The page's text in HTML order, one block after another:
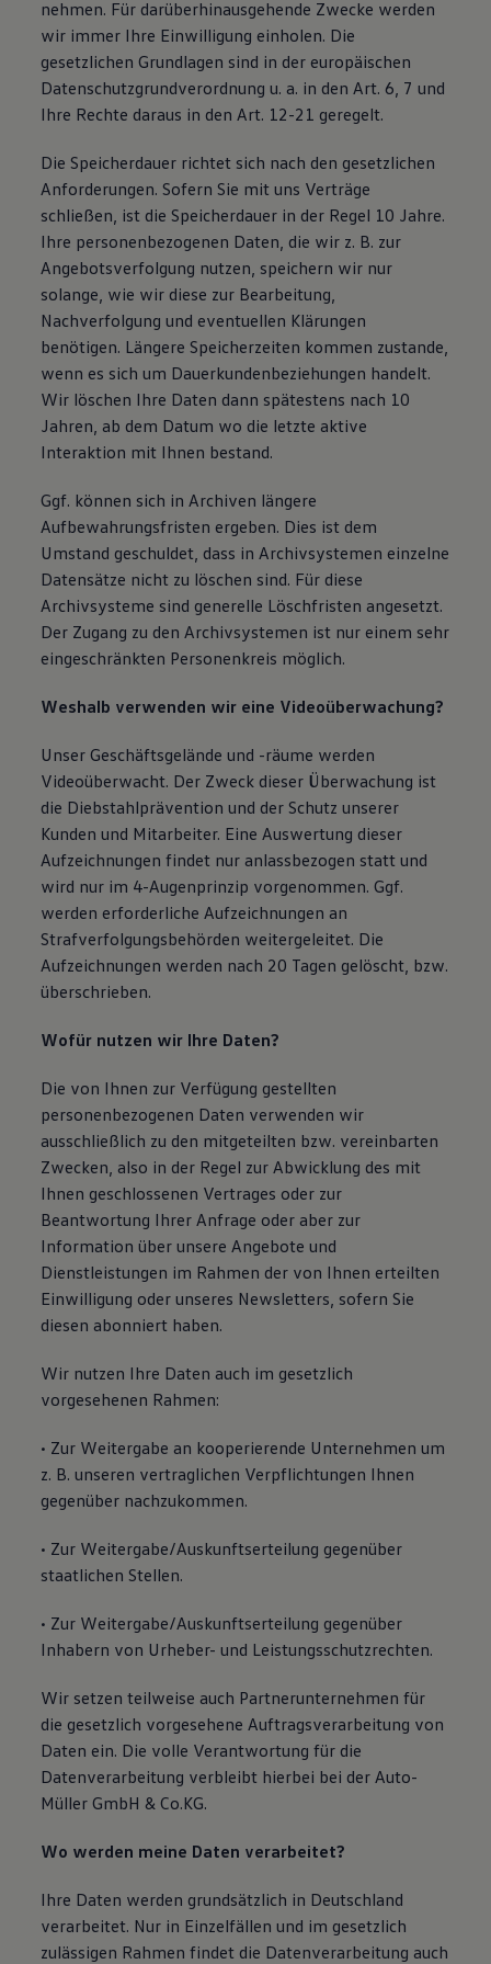
nehmen. Für darüberhinausgehende Zwecke werden
wir immer Ihre Einwilligung einholen. Die
gesetzlichen Grundlagen sind in der europäischen
Datenschutzgrundverordnung u. a. in den Art. 6, 7 und
Ihre Rechte daraus in den Art. 12-21 geregelt.
Die Speicherdauer richtet sich nach den gesetzlichen
Anforderungen. Sofern Sie mit uns Verträge
schließen, ist die Speicherdauer in der Regel 10 Jahre.
Ihre personenbezogenen Daten, die wir z. B. zur
Angebotsverfolgung nutzen, speichern wir nur
solange, wie wir diese zur Bearbeitung,
Nachverfolgung und eventuellen Klärungen
benötigen. Längere Speicherzeiten kommen zustande,
wenn es sich um Dauerkundenbeziehungen handelt.
Wir löschen Ihre Daten dann spätestens nach 10
Jahren, ab dem Datum wo die letzte aktive
Interaktion mit Ihnen bestand.
Ggf. können sich in Archiven längere
Aufbewahrungsfristen ergeben. Dies ist dem
Umstand geschuldet, dass in Archivsystemen einzelne
Datensätze nicht zu löschen sind. Für diese
Archivsysteme sind generelle Löschfristen angesetzt.
Der Zugang zu den Archivsystemen ist nur einem sehr
eingeschränkten Personenkreis möglich.
Weshalb verwenden wir eine Videoüberwachung?
Unser Geschäftsgelände und -räume werden
Videoüberwacht. Der Zweck dieser Überwachung ist
die Diebstahlprävention und der Schutz unserer
Kunden und Mitarbeiter. Eine Auswertung dieser
Aufzeichnungen findet nur anlassbezogen statt und
wird nur im 4-Augenprinzip vorgenommen. Ggf.
werden erforderliche Aufzeichnungen an
Strafverfolgungsbehörden weitergeleitet. Die
Aufzeichnungen werden nach 20 Tagen gelöscht, bzw.
überschrieben.
Wofür nutzen wir Ihre Daten?
Die von Ihnen zur Verfügung gestellten
personenbezogenen Daten verwenden wir
ausschließlich zu den mitgeteilten bzw. vereinbarten
Zwecken, also in der Regel zur Abwicklung des mit
Ihnen geschlossenen Vertrages oder zur
Beantwortung Ihrer Anfrage oder aber zur
Information über unsere Angebote und
Dienstleistungen im Rahmen der von Ihnen erteilten
Einwilligung oder unseres Newsletters, sofern Sie
diesen abonniert haben.
Wir nutzen Ihre Daten auch im gesetzlich
vorgesehenen Rahmen:
• Zur Weitergabe an kooperierende Unternehmen um
z. B. unseren vertraglichen Verpflichtungen Ihnen
gegenüber nachzukommen.
• Zur Weitergabe/Auskunftserteilung gegenüber
staatlichen Stellen.
• Zur Weitergabe/Auskunftserteilung gegenüber
Inhabern von Urheber- und Leistungsschutzrechten.
Wir setzen teilweise auch Partnerunternehmen für
die gesetzlich vorgesehene Auftragsverarbeitung von
Daten ein. Die volle Verantwortung für die
Datenverarbeitung verbleibt hierbei bei der Auto-
Müller GmbH & Co.KG.
Wo werden meine Daten verarbeitet?
Ihre Daten werden grundsätzlich in Deutschland
verarbeitet. Nur in Einzelfällen und im gesetzlich
zulässigen Rahmen findet die Datenverarbeitung auch